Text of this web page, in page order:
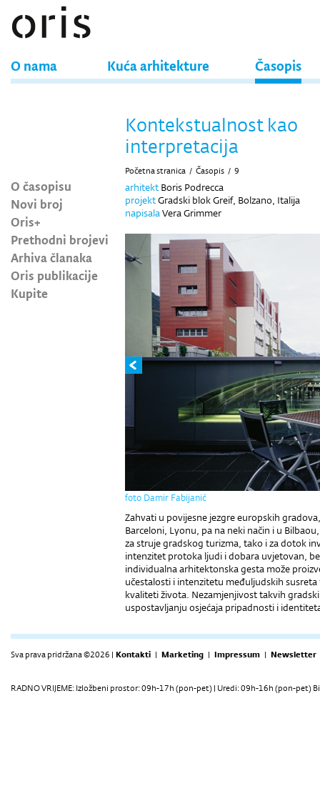
O nama Kuća arhitekture Časopis
O časopisu
Novi broj
Oris+
Prethodni brojevi
Arhiva članaka
Oris publikacije
Kupite
Kontekstualnost kao
interpretacija
Početna stranica / Časopis / 9
arhitekt Boris Podrecca
projektGradski blok Greif, Bolzano, Italija
napisalaVera Grimmer
foto Damir Fabijanić
Zahvati u povijesne jezgre europskih
Barceloni, Lyonu, pa na neki način i u
za struje gradskog turizma, tako i za dotok
intenzitet protoka ljudi i dobara uvjetovan,
individualna arhitek­tonska gesta može
učestalosti i intenzitetu među­ljudskih
kvaliteti života. Nezamjenjivost takvih
uspostavljanju osjećaja pripadnosti i
Sva prava pridržana ©2026 | Kontakti | Marketing | Impressum | Newsletter
RADNO VRIJEME: Izložbeni prostor: 09h-17h (pon-pet) | Uredi: 09h-16h (pon-pet)